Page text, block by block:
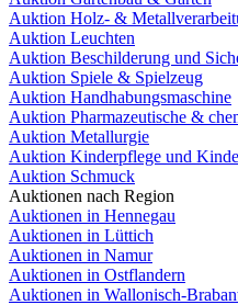
Auktion Holz- &
Auktion Leuchten
Auktion Beschilderung und
Auktion Spiele & Spielzeug
Auktion Handhabungsmaschine
Auktion Pharmazeutische &
Auktion Metallurgie
Auktion Kinderpflege und
Auktion Schmuck
Auktionen nach Region
Auktionen in Hennegau
Auktionen in Lüttich
Auktionen in Namur
Auktionen in Ostflandern
Auktionen in Wallonisch-